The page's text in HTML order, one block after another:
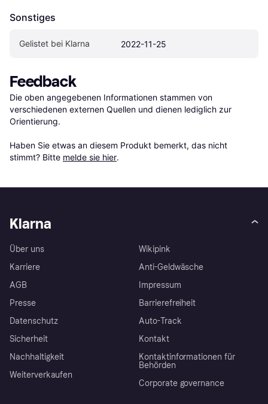
Sonstiges
Gelistet bei Klarna 2022-11-25
Feedback
Die oben angegebenen Informationen stammen von
verschiedenen externen Quellen und dienen lediglich zur
Orientierung.
Haben Sie etwas an diesem Produkt bemerkt, das nicht
stimmt? Bitte melde sie hier.
Klarna
Über uns
Karriere
AGB
Presse
Datenschutz
Sicherheit
Nachhaltigkeit
Weiterverkaufen
Wikipink
Anti-Geldwäsche
Impressum
Barrierefreiheit
Auto-Track
Kontakt
Kontaktinformationen für
Behörden
Corporate governance